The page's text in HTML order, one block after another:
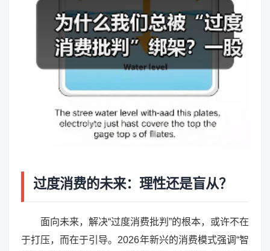
过度消费的未来：理性还是盲从？
面向未来，解决“过度消费批判”的根本，或许不在
于打压，而在于引导。2026年新兴的消费模式强调“智